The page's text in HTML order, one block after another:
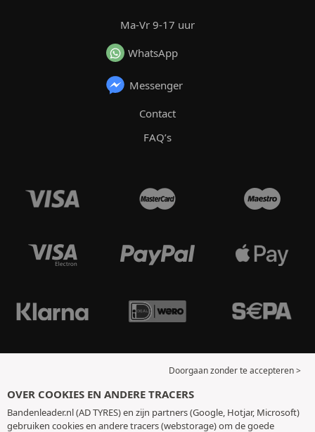
Ma-Vr 9-17 uur
WhatsApp
Messenger
Contact
FAQ’s
Doorgaan zonder te accepteren >
OVER COOKIES EN ANDERE TRACERS
Bandenleader.nl (AD TYRES) en zijn partners (Google, Hotjar, Microsoft)
gebruiken cookies en andere tracers (webstorage) om de goede